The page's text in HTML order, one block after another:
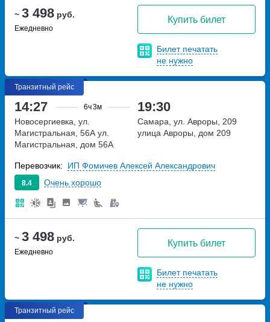
~ 3 498 руб.
Ежедневно
Купить билет
Билет печатать
не нужно
Транзитный рейс
14:27 6ч3м 19:30
~ 3 498 руб.
Ежедневно
Купить билет
Билет печатать
не нужно
Новосергиевка, ул.
Магистральная, 56А ул.
Магистральная, дом 56А
Самара, ул. Авроры, 209
улица Авроры, дом 209
8.4 Очень хорошо
Перевозчик: ИП Фомичев Алексей Александрович
Транзитный рейс